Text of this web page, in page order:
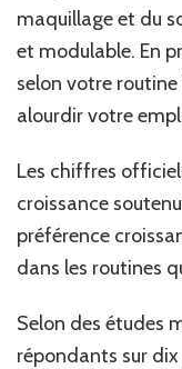
maquillage et du
et modulable. En
selon votre
alourdir votre
Les chiffres
croissance
préférence
dans les routines
Selon des études
répondants sur